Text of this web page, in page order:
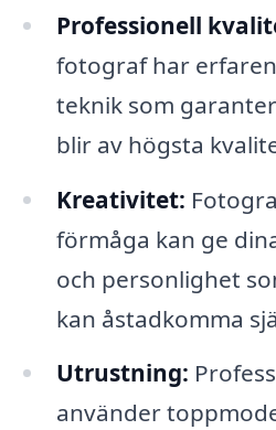
Professionell
fotograf har
teknik som
blir av högsta
Kreativitet:
förmåga kan ge
och personlighet
kan åstadkomma
Utrustning:
använder